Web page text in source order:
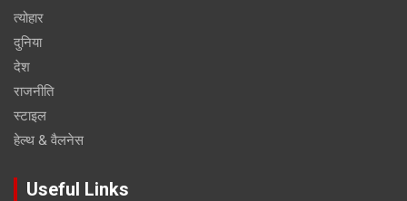
त्योहार
दुनिया
देश
राजनीति
स्टाइल
हेल्थ & वैलनेस
Useful Links